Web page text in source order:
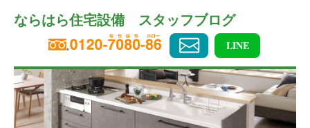
ン
テ
へ
ス
キ
ッ
プ
ならはら住宅設備 スタッフブログ
LINE